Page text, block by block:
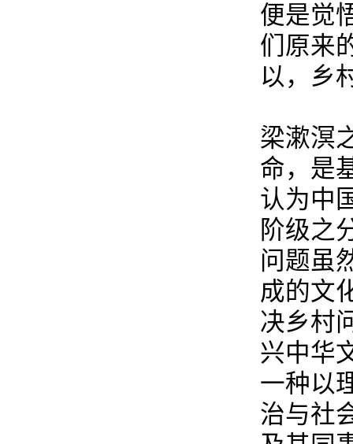
便是觉
们原来
以，乡
梁漱溟
命，是
认为中
阶级之
问题虽
成的文
决乡村
兴中华
一种以
治与社